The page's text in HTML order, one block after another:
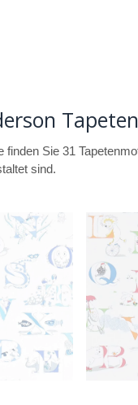
Tapeten
finden Sie 31
sind.